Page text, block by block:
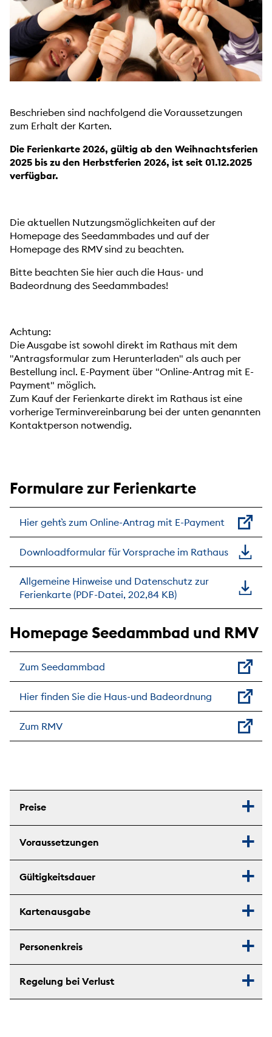
Beschrieben sind nachfolgend die Voraussetzungen
zum Erhalt der Karten.
Die Ferienkarte 2026, gültig ab den Weihnachtsferien
2025 bis zu den Herbstferien 2026, ist seit 01.12.2025
verfügbar.
Die aktuellen Nutzungsmöglichkeiten auf der
Homepage des Seedammbades und auf der
Homepage des RMV sind zu beachten.
Bitte beachten Sie hier auch die Haus- und
Badeordnung des Seedammbades!
Achtung:
Die Ausgabe ist sowohl direkt im Rathaus mit dem
"Antragsformular zum Herunterladen" als auch per
Bestellung incl. E-Payment über "Online-Antrag mit E-
Payment" möglich.
Zum Kauf der Ferienkarte direkt im Rathaus ist eine
vorherige Terminvereinbarung bei der unten genannten
Kontaktperson notwendig.
Formulare zur Ferienkarte
Hier geht`s zum Online-Antrag mit E-Payment
Downloadformular für Vorsprache im Rathaus
Allgemeine Hinweise und Datenschutz zur
Ferienkarte (PDF-Datei, 202,84 KB)
Homepage Seedammbad und RMV
Zum Seedammbad
Hier finden Sie die Haus-und Badeordnung
Zum RMV
Preise
Voraussetzungen
Gültigkeitsdauer
Kartenausgabe
Personenkreis
Regelung bei Verlust